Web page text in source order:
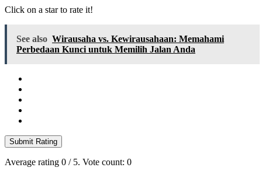
Click on a star to rate it!
See also Wirausaha vs. Kewirausahaan: Memahami
Perbedaan Kunci untuk Memilih Jalan Anda
Submit Rating
Average rating 0 / 5. Vote count: 0